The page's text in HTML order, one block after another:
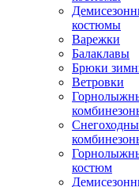
костюмы
Варежки
Балаклавы
Брюки
Ветровки
костюм